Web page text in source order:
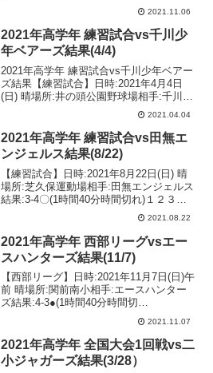
2021.11.06
2021年高学年 練習試合vs千川少
年ベアーズ結果(4/4)
2021年高学年 練習試合vs千川少年ベアー
ズ結果【練習試合】日時:2021年4月4日
(日) 晴場所:井の頭公園野球場相手:千川少
れ)１２３４５ 計千川少年ベアーズ ‪２４
００５ 11‬境南...
2021.04.04
2021年高学年 練習試合vs田無エ
ンジェルス結果(8/22)
【練習試合】日時:2021年8月22日(日) 晴
場所:芝久保運動場相手:田無エンジェルス
結果:3-4〇(1時間40分時間切れ)１２３４
５６ 計田無エンジェルス １０１００
１ ３境南ブレーブス ４００００ ×
４
2021.08.22
2021年高学年 西部リーグvsエー
スハンターズ結果(11/7)
【西部リーグ】日時:2021年11月7日(日)午
前 晴場所:関前南小相手:エースハンター
ズ結果:4-3●(1時間40分時間切
れ) １２３４５６ 計エ
ースハンターズ ０００００４ ４境南ブ
レーブス ０３００００ ３
2021.11.07
2021年高学年 全国大会1回戦vs二
小ジャガーズ結果(3/28）